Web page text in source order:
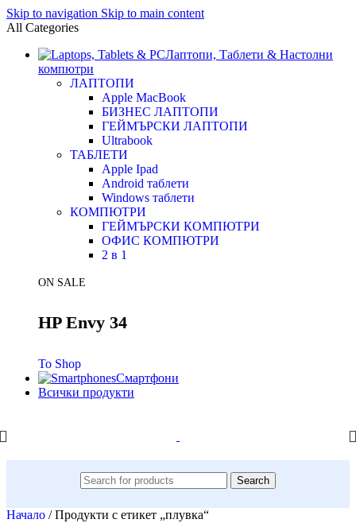
Skip to navigation Skip to main content
All Categories
Лаптопи, Таблети & Настолни
компютри
ЛАПТОПИ
Apple MacBook
БИЗНЕС ЛАПТОПИ
ГЕЙМЪРСКИ ЛАПТОПИ
Ultrabook
ТАБЛЕТИ
Apple Ipad
Android таблети
Windows таблети
КОМПЮТРИ
ГЕЙМЪРСКИ КОМПЮТРИ
ОФИС КОМПЮТРИ
2 в 1
ON SALE
HP Envy 34
To Shop
Смартфони
Всички продукти
Search
Начало / Продукти с етикет „плувка“